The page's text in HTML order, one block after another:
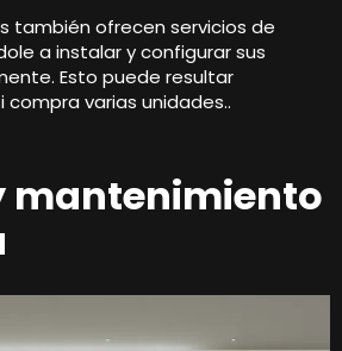
también ofrecen servicios de
a instalar y configurar sus
Esto puede resultar
varias unidades..
mantenimiento